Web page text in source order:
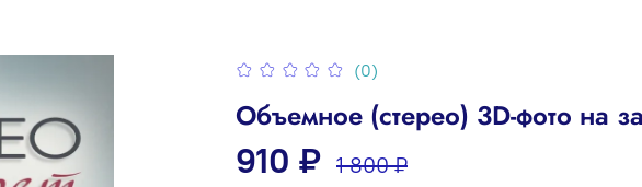
(0)
Объемное (стерео) 3D-фото на
910 ₽ 1 800 ₽